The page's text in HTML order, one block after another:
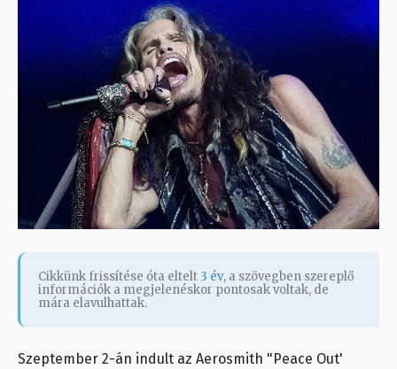
Cikkünk frissítése óta eltelt 3 év, a szövegben szereplő
információk a megjelenéskor pontosak voltak, de
mára elavulhattak.
Szeptember 2-án indult az Aerosmith "Peace Out'